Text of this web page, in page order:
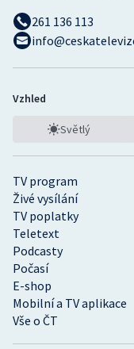
TV program
Živé vysílání
TV poplatky
Teletext
Podcasty
Počasí
E-shop
Mobilní a TV aplikace
Vše o ČT
261 136 113
Vzhled
Světlý